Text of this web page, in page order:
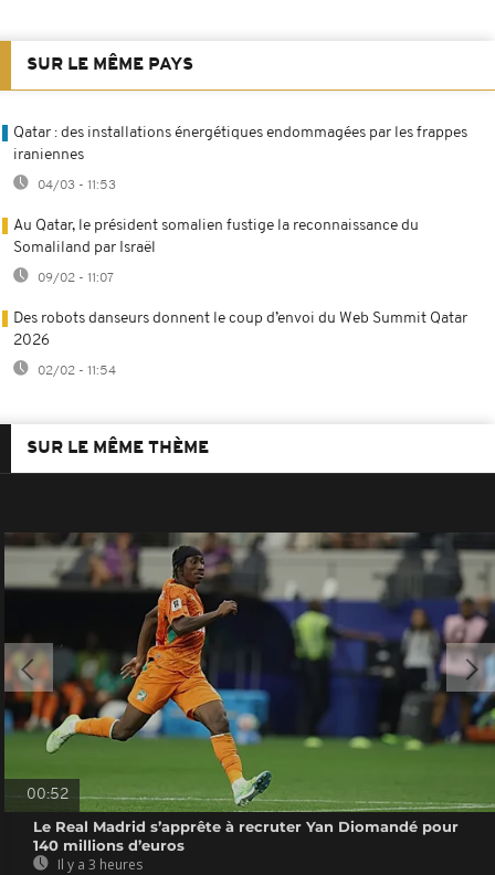
SUR LE MÊME PAYS
Qatar : des installations énergétiques endommagées par les frappes
iraniennes
04/03 - 11:53
Au Qatar, le président somalien fustige la reconnaissance du
Somaliland par Israël
09/02 - 11:07
Des robots danseurs donnent le coup d’envoi du Web Summit Qatar
2026
02/02 - 11:54
SUR LE MÊME THÈME
00:52
Le Real Madrid s’apprête à recruter Yan Diomandé pour
140 millions d’euros
Il y a 3 heures